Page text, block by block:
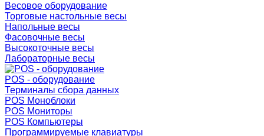
Весовое оборудование
Торговые настольные весы
Напольные весы
Фасовочные весы
Высокоточные весы
Лабораторные весы
POS - оборудование
Терминалы сбора данных
POS Моноблоки
POS Мониторы
POS Компьютеры
Программируемые клавиатуры